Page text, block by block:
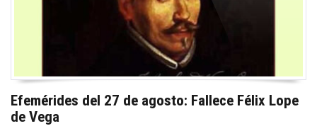
Efemérides del 27 de agosto: Fallece Félix Lope
de Vega